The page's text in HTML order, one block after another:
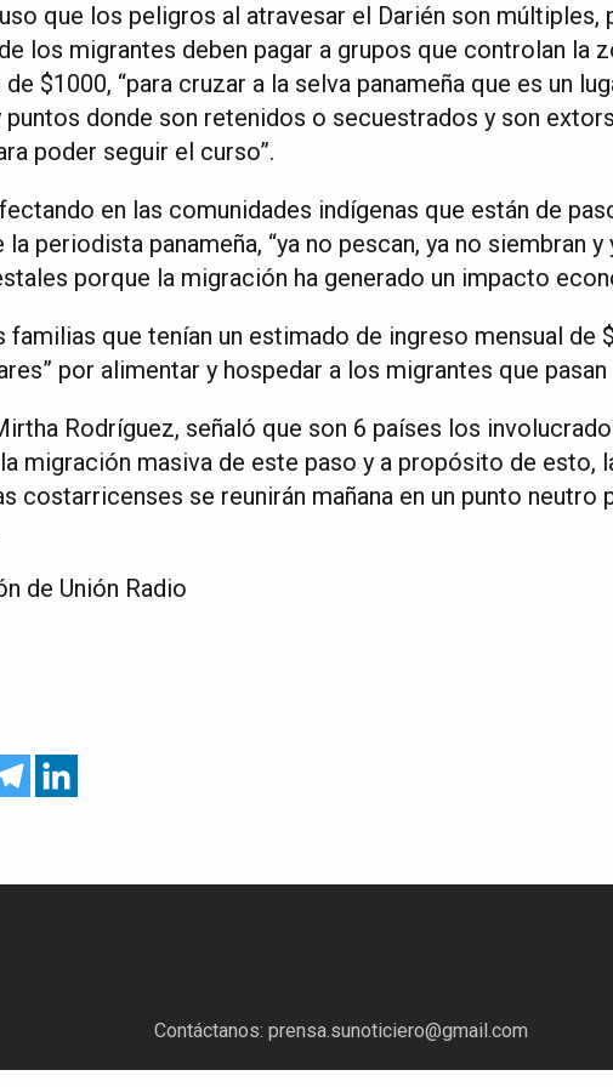
que los peligros al atravesar el Darién son múltiples,
los migrantes deben pagar a grupos que controlan la
$1000, “para cruzar a la selva panameña que es un
puntos donde son retenidos o secuestrados y son
poder seguir el curso”.
en las comunidades indígenas que están de
periodista panameña, “ya no pescan, ya no siembran y
porque la migración ha generado un impacto
familias que tenían un estimado de ingreso mensual de
por alimentar y hospedar a los migrantes que pasan
Rodríguez, señaló que son 6 países los
migración masiva de este paso y a propósito de esto,
costarricenses se reunirán mañana en un punto neutro
de Unión Radio
Contáctanos: prensa.sunoticiero@gmail.com